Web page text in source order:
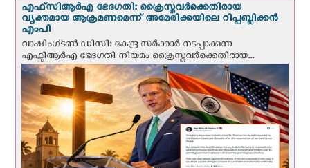
എഫ്‌സി‌ആര്‍‌എ ഭേദഗതി: ക്രൈസ്തവർക്കെതിരായ
വ്യക്തമായ ആക്രമണമെന്ന് അമേരിക്കയിലെ റിപ്പബ്ലിക്കൻ
എംപി
വാഷിംഗ്ടണ്‍ ഡി‌സി: കേന്ദ്ര സർക്കാർ നടപ്പാക്കുന്ന
എഫ്സിആർഎ ഭേദഗതി നിയമം ക്രൈസ്തവർക്കെതിരായ...